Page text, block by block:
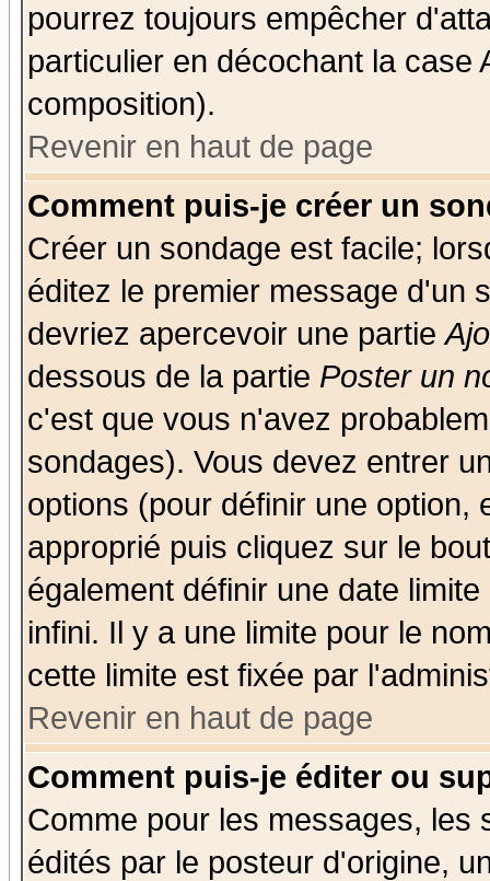
pourrez toujours empêcher
particulier en décochant la case
composition).
Revenir en haut de page
Comment puis-je créer un
Créer un sondage est facile;
éditez le premier message d'un
devriez apercevoir une partie
dessous de la partie Poster un
c'est que vous n'avez
sondages). Vous devez entrer
options (pour définir une option,
approprié puis cliquez sur le
également définir une date
infini. Il y a une limite pour le
cette limite est fixée par
Revenir en haut de page
Comment puis-je éditer ou
Comme pour les messages, les
édités par le posteur d'origine,